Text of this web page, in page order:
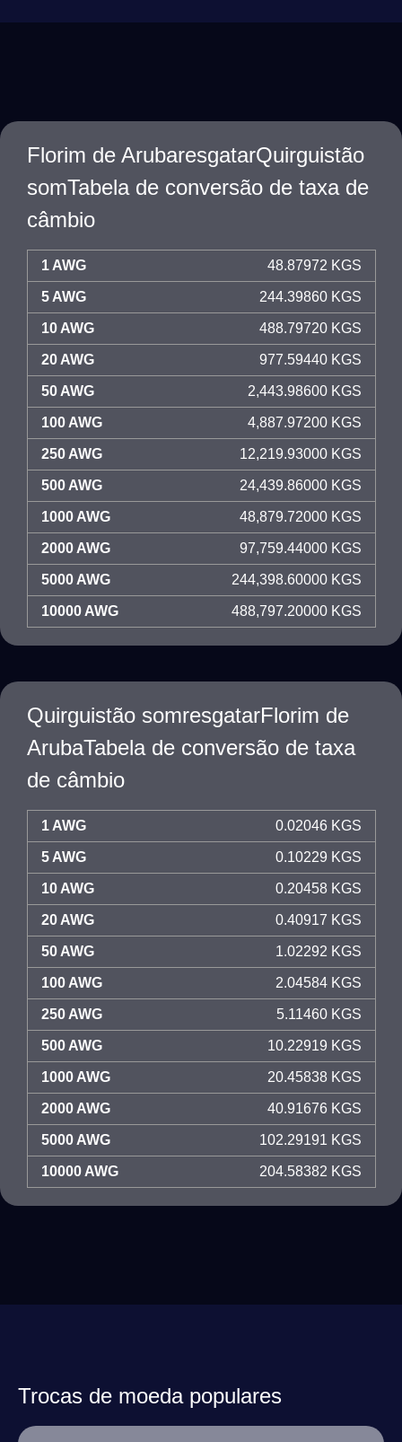
Florim de ArubaresgatarQuirguistão
somTabela de conversão de taxa de
câmbio
1 AWG 48.87972 KGS
5 AWG 244.39860 KGS
10 AWG 488.79720 KGS
20 AWG 977.59440 KGS
50 AWG 2,443.98600 KGS
100 AWG 4,887.97200 KGS
250 AWG 12,219.93000 KGS
500 AWG 24,439.86000 KGS
1000 AWG 48,879.72000 KGS
2000 AWG 97,759.44000 KGS
5000 AWG 244,398.60000 KGS
10000 AWG 488,797.20000 KGS
Quirguistão somresgatarFlorim de
ArubaTabela de conversão de taxa
de câmbio
1 AWG 0.02046 KGS
5 AWG 0.10229 KGS
10 AWG 0.20458 KGS
20 AWG 0.40917 KGS
50 AWG 1.02292 KGS
100 AWG 2.04584 KGS
250 AWG 5.11460 KGS
500 AWG 10.22919 KGS
1000 AWG 20.45838 KGS
2000 AWG 40.91676 KGS
5000 AWG 102.29191 KGS
10000 AWG 204.58382 KGS
Trocas de moeda populares